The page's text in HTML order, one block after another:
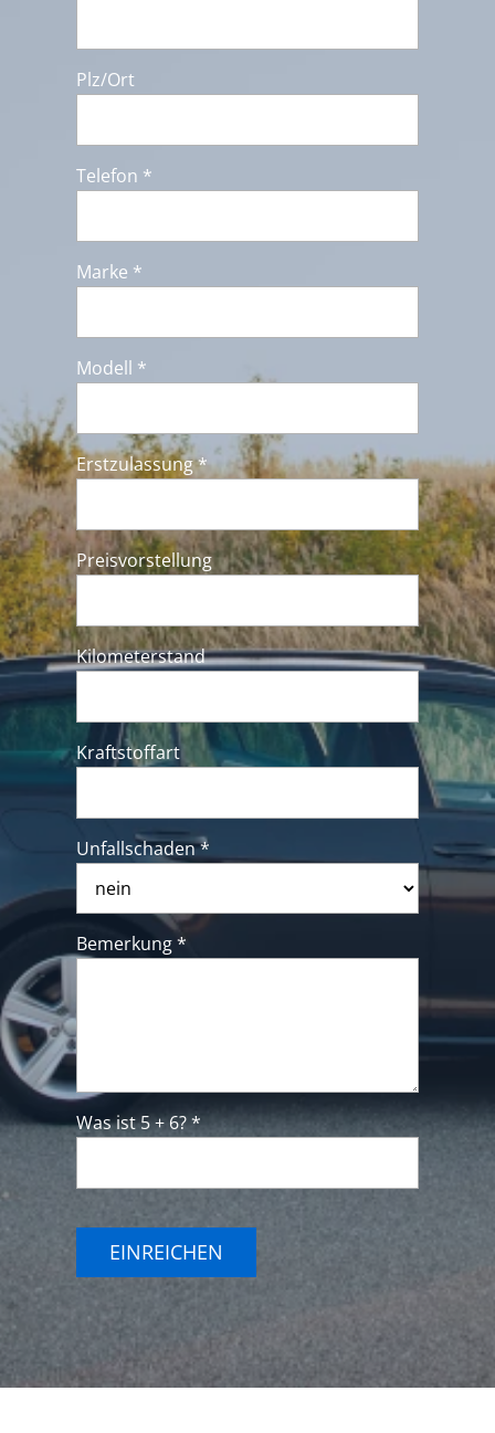
Plz/Ort
Telefon *
Marke *
Modell *
Erstzulassung *
Preisvorstellung
Kilometerstand
Kraftstoffart
Unfallschaden *
Bemerkung *
Was ist 5 + 6? *
EINREICHEN